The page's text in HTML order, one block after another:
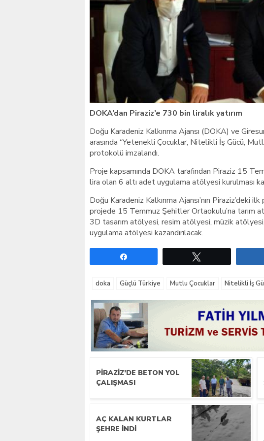
Giresunlu sürücü Orhangazi’de
DOKA’dan Piraziz’e 730 bin liralık yatırım
Doğu Karadeniz Kalkınma Ajansı (DOKA) ve
arasında “Yetenekli Çocuklar, Nitelikli İş Gücü,
protokolü imzalandı.
Proje kapsamında DOKA tarafından Piraziz 15
lira olan 6 altı adet uygulama atölyesi kurulması
Doğu Karadeniz Kalkınma Ajansı’nın
projede 15 Temmuz Şehitler Ortaokulu’na tarım
3D tasarım atölyesi, resim atölyesi, müzik
uygulama atölyesi kazandırılacak.
doka Güçlü Türkiye Mutlu Çocuklar Nitelikli İş
PIRAZIZ’DE BETON YOL
ÇALIŞMASI
AÇ KALAN KURTLAR
ŞEHRE INDI